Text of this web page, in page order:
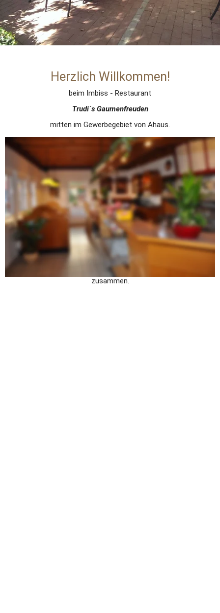
Herzlich Willkommen!
beim Imbiss - Restaurant
Trudi`s Gaumenfreuden
mitten im Gewerbegebiet von Ahaus.
Hier bei uns bieten wir Ihnen in gemütlicher Atmosphäre vom
reichhaltigen Frühstück ab 5.30 Uhr Wochentags über einen
täglich wechselnden Mittagstisch bis hin zum kleinen Imbiss für
zwischendurch alles an.
Sie benötigen für Ihre Party oder einem anderen Anlass wie z. B.
Familienfeiern, Nachbarschaftsfeste, Betriebsfeiern, Meetings
ein Buffet oder aber auch belegte Brötchen, dann nehmen Sie
unseren Catering - Service in Anspruch. Wir beraten Sie gerne bei
der Auswahl der Speisen und stellen, ganz nach Ihren
individuellen Wünschen, das kalte oder warme Buffet mit Ihnen
zusammen.